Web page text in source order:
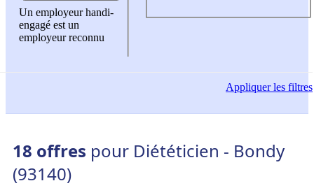
Un employeur handi-
engagé est un
employeur reconnu
Appliquerles filtres
18 offres pour Diététicien - Bondy
(93140)